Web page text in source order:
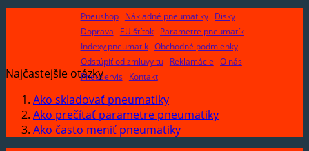
Pneushop Nákladné pneumatiky
Disky
Doprava
EU štítok
Parametre pneumatík
Indexy pneumatik Obchodné podmienky
Odstúpiť od zmluvy tu
Reklamácie O nás
Pneuservis
Kontakt
Najčastejšie otázky
Ako skladovať pneumatiky
Ako prečítať parametre pneumatiky
Ako často meniť pneumatiky